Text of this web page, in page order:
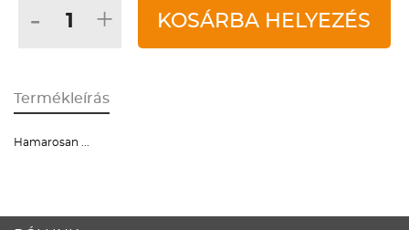
- + KOSÁRBA HELYEZÉS
Termékleírás
Hamarosan ...